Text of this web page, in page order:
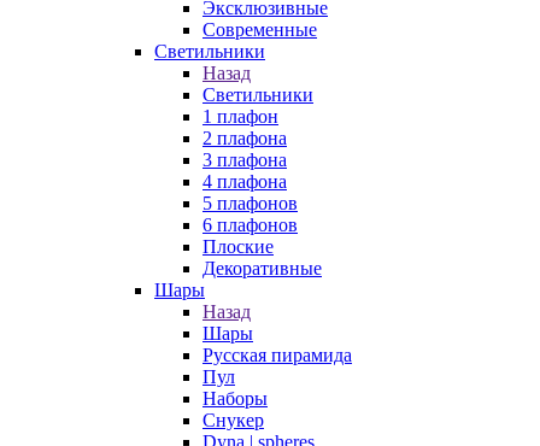
Эксклюзивные
Современные
Светильники
Назад
Светильники
1 плафон
2 плафона
3 плафона
4 плафона
5 плафонов
6 плафонов
Плоские
Декоративные
Шары
Назад
Шары
Русская пирамида
Пул
Наборы
Снукер
Dyna | spheres